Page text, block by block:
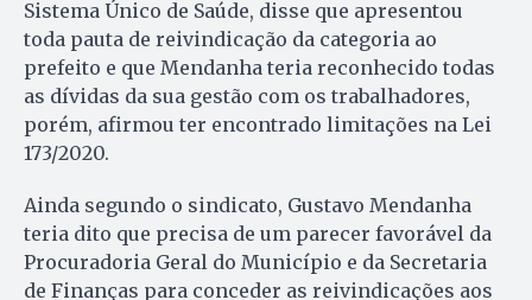
Sistema Único de Saúde, disse que apresentou
toda pauta de reivindicação da categoria ao
prefeito e que Mendanha teria reconhecido todas
as dívidas da sua gestão com os trabalhadores,
porém, afirmou ter encontrado limitações na Lei
173/2020.
Ainda segundo o sindicato, Gustavo Mendanha
teria dito que precisa de um parecer favorável da
Procuradoria Geral do Município e da Secretaria
de Finanças para conceder as reivindicações aos